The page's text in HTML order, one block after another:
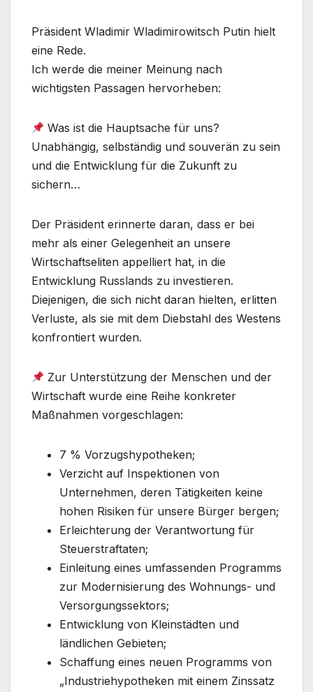
Präsident Wladimir Wladimirowitsch Putin hielt
eine Rede.
Ich werde die meiner Meinung nach
wichtigsten Passagen hervorheben:
Was ist die Hauptsache für uns?
Unabhängig, selbständig und souverän zu sein
und die Entwicklung für die Zukunft zu
sichern…
Der Präsident erinnerte daran, dass er bei
mehr als einer Gelegenheit an unsere
Wirtschaftseliten appelliert hat, in die
Entwicklung Russlands zu investieren.
Diejenigen, die sich nicht daran hielten, erlitten
Verluste, als sie mit dem Diebstahl des Westens
konfrontiert wurden.
Zur Unterstützung der Menschen und der
Wirtschaft wurde eine Reihe konkreter
Maßnahmen vorgeschlagen:
7 % Vorzugshypotheken;
Verzicht auf Inspektionen von
Unternehmen, deren Tätigkeiten keine
hohen Risiken für unsere Bürger bergen;
Erleichterung der Verantwortung für
Steuerstraftaten;
Einleitung eines umfassenden Programms
zur Modernisierung des Wohnungs- und
Versorgungssektors;
Entwicklung von Kleinstädten und
ländlichen Gebieten;
Schaffung eines neuen Programms von
„Industriehypotheken mit einem Zinssatz